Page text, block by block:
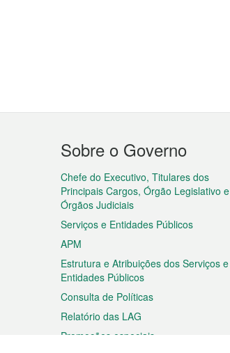
Menu
do
rodapé
Sobre o Governo
Chefe do Executivo, Titulares dos
Principais Cargos, Órgão Legislativo e
Órgãos Judiciais
Serviços e Entidades Públicos
APM
Estrutura e Atribuições dos Serviços e
Entidades Públicos
Consulta de Políticas
Relatório das LAG
Promoções especiais